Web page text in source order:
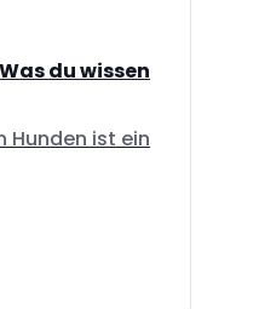
du wissen
Hunden ist ein